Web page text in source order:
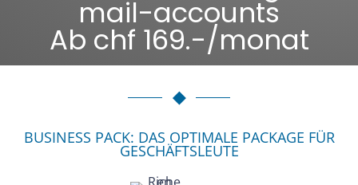
mail-accounts
Ab chf 169.-/monat
BUSINESS PACK: DAS OPTIMALE PACKAGE FÜR
GESCHÄFTSLEUTE